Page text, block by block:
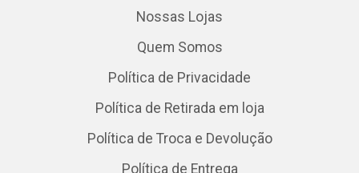
Nossas Lojas
Quem Somos
Política de Privacidade
Política de Retirada em loja
Política de Troca e Devolução
Política de Entrega